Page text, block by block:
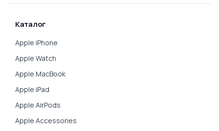
Каталог
Apple iPhone
Apple Watch
Apple MacBook
Apple iPad
Apple AirPods
Apple Accessories